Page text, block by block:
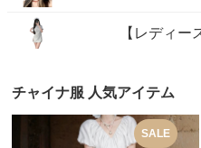
【レディー
チャイナ服 人気アイテム
SALE